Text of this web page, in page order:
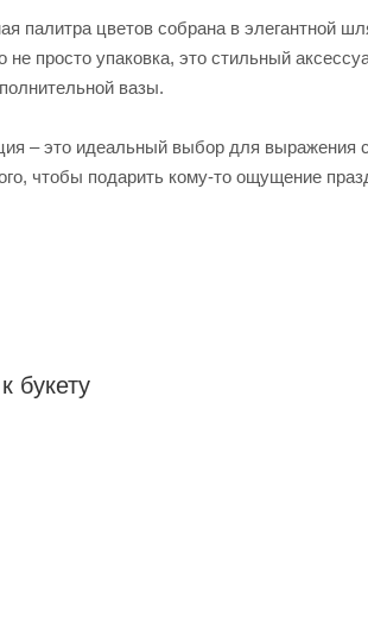
палитра цветов собрана в элегантной
не просто упаковка, это стильный
вазы.
– это идеальный выбор для
чтобы подарить кому-то ощущение
букету